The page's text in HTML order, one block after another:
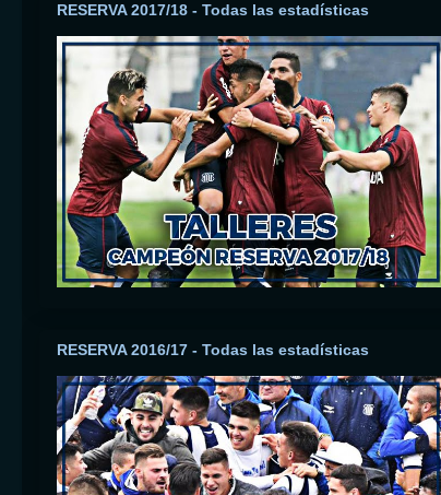
RESERVA 2017/18 - Todas las estadísticas
RESERVA 2016/17 - Todas las estadísticas